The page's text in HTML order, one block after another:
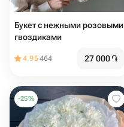
Букет с нежными розовыми
гвоздиками
4.95464 27 000֏
-25%